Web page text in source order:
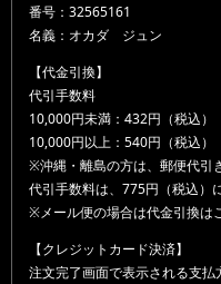
番号：32565161
名義：オカダ ジュン
【代金引換】
代引手数料
10,000円未満：432円（税込）
10,000円以上：540円（税込）
※沖縄・離島の方は、郵便代引
代引手数料は、775円（税込）
※メール便の場合は代金引換は
【クレジットカード決済】
注文完了画面で表示される支